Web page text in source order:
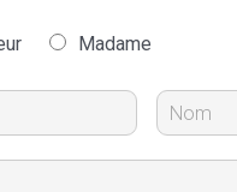
Madame